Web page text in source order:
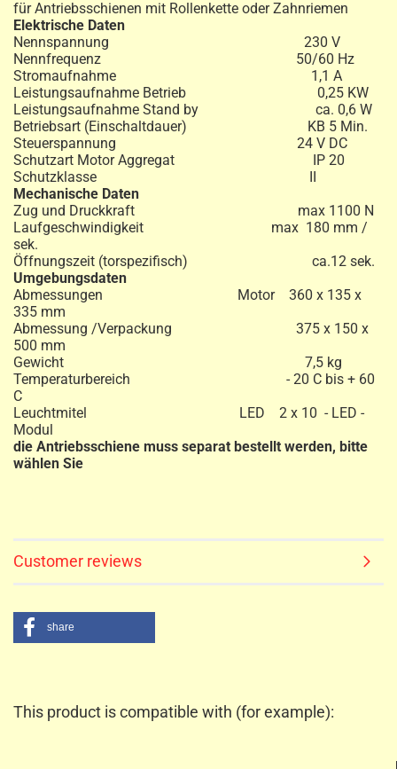
für Antriebsschienen mit Rollenkette oder Zahnriemen
Elektrische Daten
Nennspannung 230 V
Nennfrequenz 50/60 Hz
Stromaufnahme 1,1 A
Leistungsaufnahme Betrieb 0,25 KW
Leistungsaufnahme Stand by ca. 0,6 W
Betriebsart (Einschaltdauer) KB 5 Min.
Steuerspannung 24 V DC
Schutzart Motor Aggregat IP 20
Schutzklasse II
Mechanische Daten
Zug und Druckkraft max 1100 N
Laufgeschwindigkeit max 180 mm /
sek.
Öffnungszeit (torspezifisch) ca.12 sek.
Umgebungsdaten
Abmessungen Motor 360 x 135 x
335 mm
Abmessung /Verpackung 375 x 150 x
500 mm
Gewicht 7,5 kg
Temperaturbereich - 20 C bis + 60
C
Leuchtmitel LED 2 x 10 - LED -
Modul
die Antriebsschiene muss separat bestellt werden, bitte
wählen Sie
Customer reviews
share
This product is compatible with (for example):